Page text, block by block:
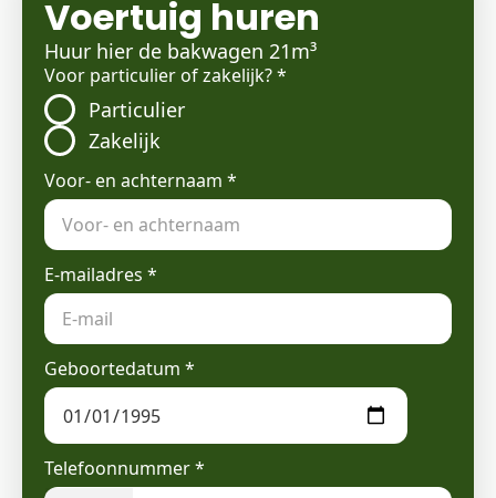
Voertuig huren
Huur hier de bakwagen 21m³
Voor particulier of zakelijk?*
Particulier
Zakelijk
Voor- en achternaam *
E-mailadres *
Geboortedatum *
Telefoonnummer*